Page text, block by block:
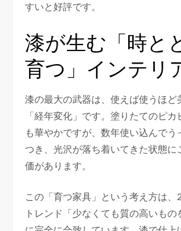
すいと好評です。
漆が生む「時と
育つ」インテリ
漆の最大の武器は、使えば使うほど
「経年変化」です。塗りたてのピ
も華やかですが、数年使い込んでう
つき、光沢が落ち着いてきた状態に
価があります。
この「育つ家具」という考え方は、
トレンド「少なくても質の高いもの